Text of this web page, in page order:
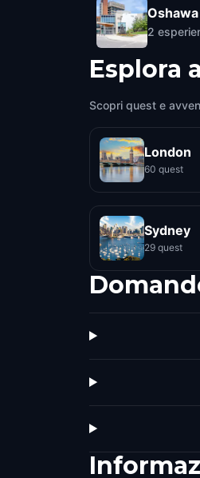
Oshawa
2
Esplora
Scopri quest e
London
60 quest
Sydney
29 quest